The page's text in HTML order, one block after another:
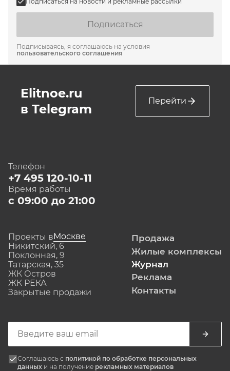
Подписаться
Подписываясь, я соглашаюсь на условия
пользовательского соглашения
Elitnoe.ru
в Telegram
Перейти
Телефон
+7 495 120-10-11
Время работы
с 09:00 до 21:00
Проекты вМоскве
Никитский, 6
Поклонная, 9
Татарская, 35
ЖК Остров
ЖК РЕКА
Закрытые продажи
Продажа
Жилые комплексы
Журнал
Реклама
Контакты
Соглашаюсь с политикой по обработке персональных
данных и на получение рекламных материалов